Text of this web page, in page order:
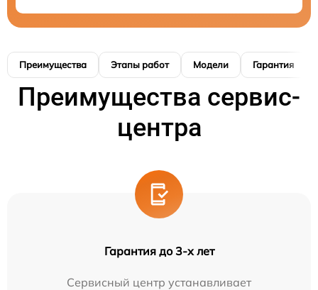
Преимущества Этапы работ Модели Гарантия
Преимущества сервис-
центра
Гарантия до 3-х лет
Сервисный центр устанавливает